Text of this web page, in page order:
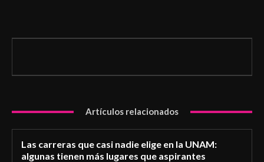
Artículos relacionados
Las carreras que casi nadie elige en la UNAM:
algunas tienen más lugares que aspirantes